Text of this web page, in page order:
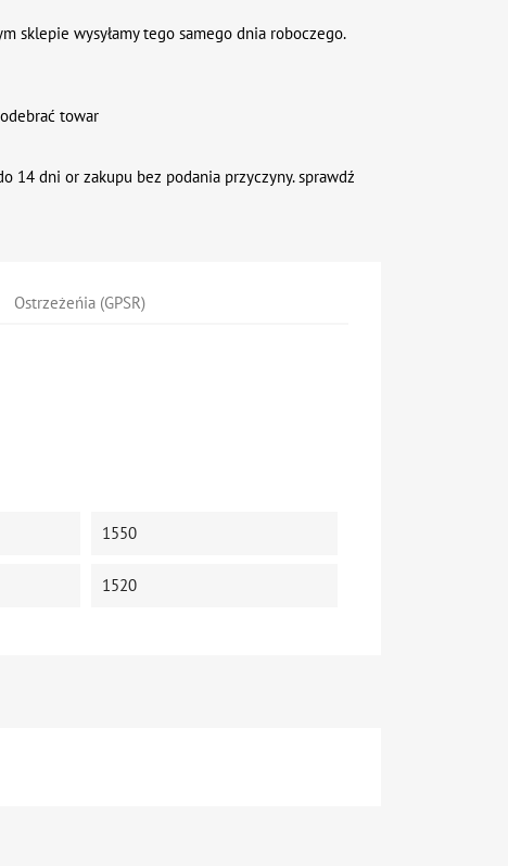
sklepie wysyłamy tego samego dnia roboczego.
towar
14 dni or zakupu bez podania przyczyny. sprawdź
Ostrzeżeńia (GPSR)
1550
1520